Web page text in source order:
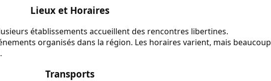
Lieux et Horaires
établissements accueillent des rencontres libertines.
organisés dans la région. Les horaires varient, mais beaucoup
Transports